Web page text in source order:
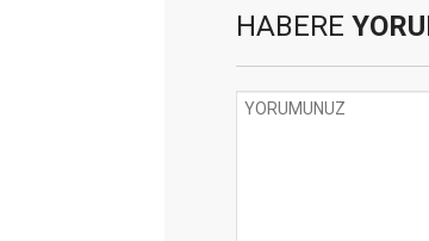
HABERE